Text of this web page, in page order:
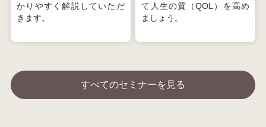
かりやすく解説していただ
きます。
て人生の質（QOL）を高め
ましょう。
すべてのセミナーを見る